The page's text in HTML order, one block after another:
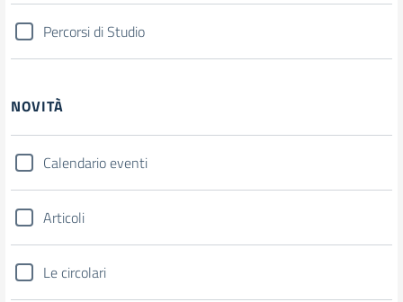
Percorsi di Studio
NOVITÀ
Calendario eventi
Articoli
Le circolari